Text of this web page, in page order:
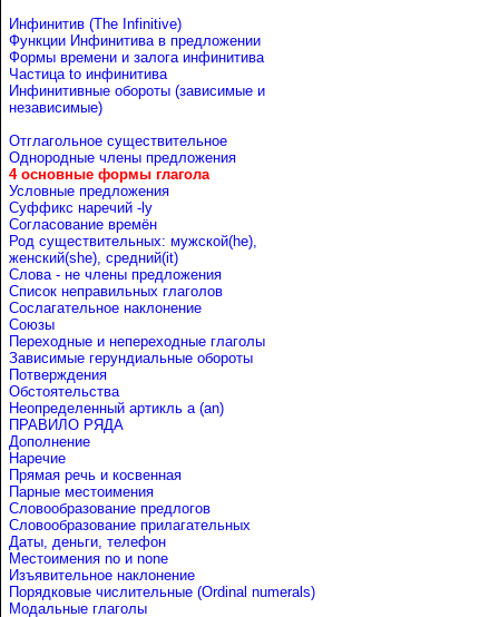
Инфинитив (The Infinitive)
Функции Инфинитива в предложении
Формы времени и залога инфинитива
Частица to инфинитива
Инфинитивные обороты (зависимые и
независимые)
Отглагольное существительное
Однородные члены предложения
4 основные формы глагола
Условные предложения
Cуффикс наречий -ly
Согласование времён
Род существительных: мужской(he),
женский(she), средний(it)
Слова - не члены предложения
Список неправильных глаголов
Сослагательное наклонение
Союзы
Переходные и непереходные глаголы
Зависимые герундиальные обороты
Потверждения
Обстоятельства
Неопределенный артикль a (an)
ПРАВИЛО РЯДА
Дополнение
Наречие
Прямая речь и косвенная
Парные местоимения
Словообразование предлогов
Словообразование прилагательных
Даты, деньги, телефон
Местоимения no и none
Изъявительное наклонение
Порядковые числительные (Ordinal numerals)
Модальные глаголы